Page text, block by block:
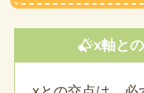
x軸と